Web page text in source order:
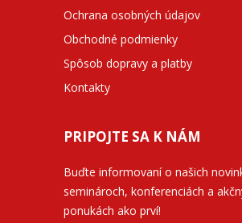
Ochrana osobných údajov
Obchodné podmienky
Spôsob dopravy a platby
Kontakty
PRIPOJTE SA K NÁM
Buďte informovaní o našich
seminároch, konferenciách a
ponukách ako prví!